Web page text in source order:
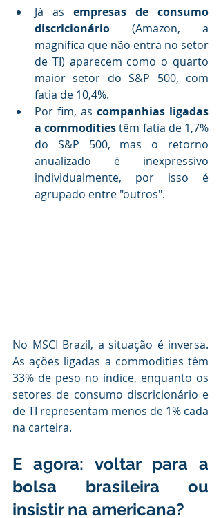
Já as empresas de consumo
discricionário (Amazon, a
magnífica que não entra no setor
de TI) aparecem como o quarto
maior setor do S&P 500, com
fatia de 10,4%.
Por fim, as companhias ligadas
a commodities têm fatia de 1,7%
do S&P 500, mas o retorno
anualizado é inexpressivo
individualmente, por isso é
agrupado entre "outros".
No MSCI Brazil, a situação é inversa.
As ações ligadas a commodities têm
33% de peso no índice, enquanto os
setores de consumo discricionário e
de TI representam menos de 1% cada
na carteira.
E agora: voltar para a
bolsa brasileira ou
insistir na americana?